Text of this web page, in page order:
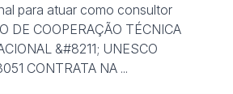
para atuar como consultor
DE COOPERAÇÃO TÉCNICA
&#8211; UNESCO
CONTRATA NA ...